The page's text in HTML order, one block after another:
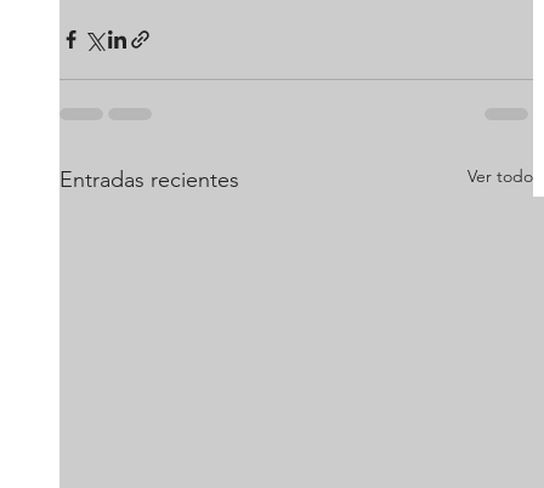
Entradas recientes Ver todo